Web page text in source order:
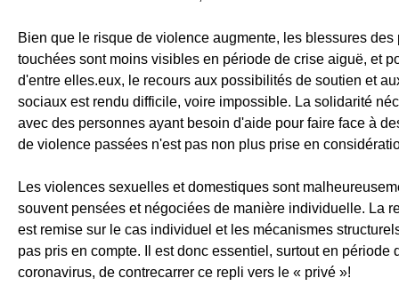
Bien que le risque de violence augmente, les blessures des
touchées sont moins visibles en période de crise aiguë, et
d'entre elles.eux, le recours aux possibilités de soutien et
sociaux est rendu difficile, voire impossible. La solidarité
avec des personnes ayant besoin d'aide pour faire face à
de violence passées n'est pas non plus prise en
Les violences sexuelles et domestiques sont
souvent pensées et négociées de manière individuelle. La
est remise sur le cas individuel et les mécanismes
pas pris en compte. Il est donc essentiel, surtout en période
coronavirus, de contrecarrer ce repli vers le « privé »!